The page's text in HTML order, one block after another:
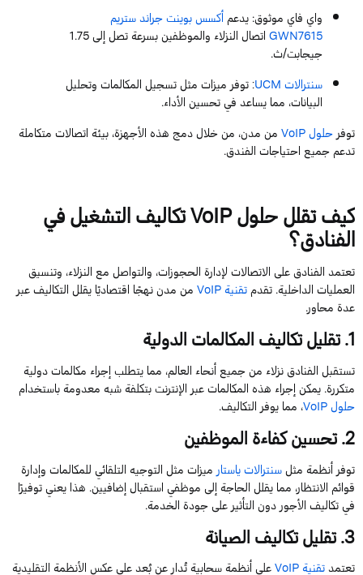
وايفايموثوق: يدعمأكسس بوينت جراند ستريم
GWN7615اتصال النزلاء والموظفين بسرعة تصل إلى1.75
جيجابت/ث.
سنترالاتUCM: توفر ميزات مثل تسجيل المكالمات وتحليل
البيانات، مما يساعد في تحسين الأداء.
توفرحلولVoIPمن مدن، من خلال دمج هذه الأجهزة، بيئة اتصالات متكاملة
تدعم جميع احتياجات الفندق.
كيف تقلل حلولVoIPتكاليف التشغيل في
الفنادق؟
تعتمد الفنادق على الاتصالات لإدارة الحجوزات، والتواصل مع النزلاء، وتنسيق
العمليات الداخلية. تقدمتقنيةVoIPمن مدن نهجًا اقتصاديًا يقلل التكاليف عبر
عدة محاور.
1. تقليل تكاليف المكالمات الدولية
تستقبل الفنادق نزلاء من جميع أنحاء العالم، مما يتطلب إجراء مكالمات دولية
متكررة.يمكن إجراء هذه المكالمات عبر الإنترنت بتكلفة شبه معدومةباستخدام
حلولVoIP، مما يوفرالتكاليف.
2. تحسين كفاءة الموظفين
توفر أنظمة مثلسنترالاتياستارميزات مثل التوجيه التلقائي للمكالمات وإدارة
قوائم الانتظار، مما يقلل الحاجة إلى موظفي استقبال إضافيين. هذا يعني توفيرًا
في تكاليف الأجور دون التأثير على جودة الخدمة.
3. تقليل تكاليف الصيانة
تعتمدتقنيةVoIPعلى أنظمة سحابية تُدار عن بُعدعلى عكس الأنظمة التقليدية